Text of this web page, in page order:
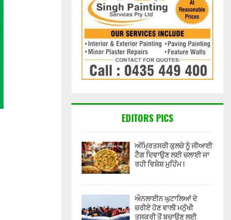
EDITORS PICS
ਅੰਮ੍ਰਿਤਸਰੀ ਕੁਲਚੇ ਨੂੰ ਜੀਆਈ
ਟੈਗ ਦਿਵਾਉਣ ਲਈ ਚਲਾਈ ਜਾ
ਰਹੀ ਵਿਸ਼ੇਸ਼ ਮੁਹਿੰਮ !
ਔਨਲਾਈਨ ਘੁਟਾਲਿਆਂ ਦੇ
ਜ਼ਰੀਏ ਹੋਣ ਵਾਲੀ ਮਨੁੱਖੀ
ਤਸਕਰੀ ਤੋਂ ਬਚਾਉਣ ਲਈ